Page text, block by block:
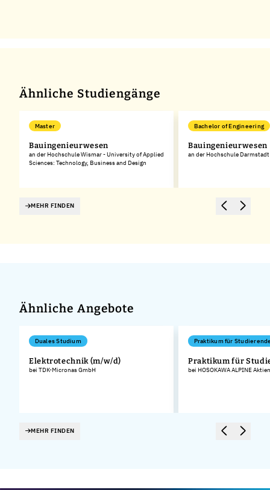
Ähnliche Studiengänge
Master
Bauingenieurwesen
an der Hochschule Wismar - University of Applied
Sciences: Technology, Business and Design
Bachelor of Engineering
Bauingenieurwesen
an der Hochschule Darmstadt
MEHR FINDEN
Ähnliche Angebote
Duales Studium
Elektrotechnik (m/w/d)
bei TDK-Micronas GmbH
Praktikum für
Praktikum für
bei HOSOKAWA ALPINE
MEHR FINDEN